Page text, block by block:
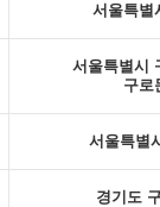
서울특별
서울특별시
구로
서울특별
경기도